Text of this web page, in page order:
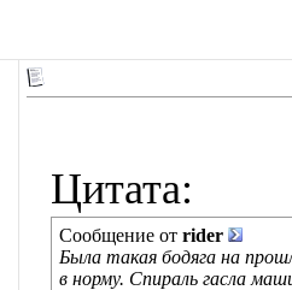
Цитата:
Сообщение от rider
Была такая бодяга на
в норму. Спираль гасла